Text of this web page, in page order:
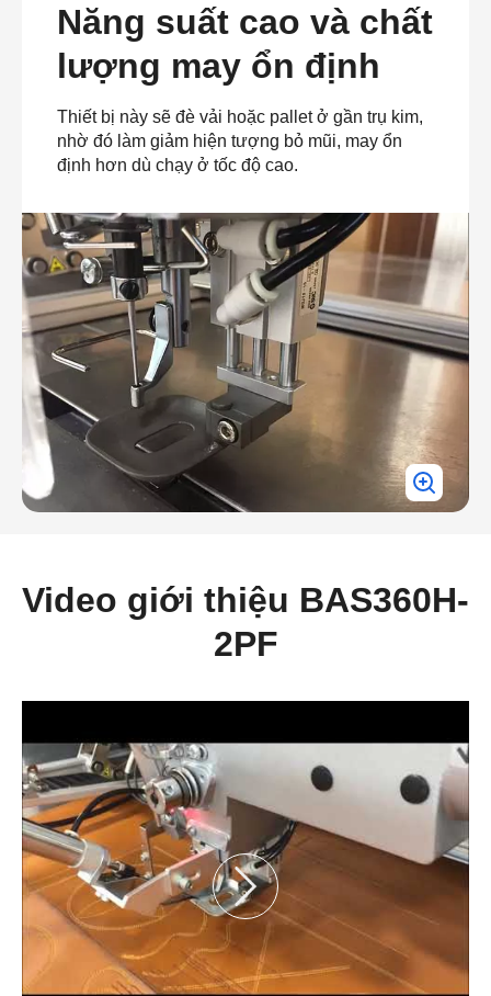
Năng suất cao và chất
lượng may ổn định
Thiết bị này sẽ đè vải hoặc pallet ở gần trụ kim,
nhờ đó làm giảm hiện tượng bỏ mũi, may ổn
định hơn dù chạy ở tốc độ cao.
Video giới thiệu BAS360H-
2PF